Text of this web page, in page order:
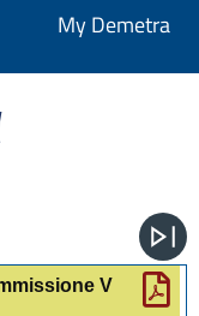
My Demetra
V